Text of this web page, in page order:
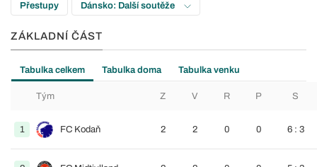
Přestupy Dánsko: Další soutěže
ZÁKLADNÍ ČÁST
Tabulka celkem Tabulka doma Tabulka venku
Tým Z V R P S
1 FC Kodaň 2 2 0 0 6 : 3